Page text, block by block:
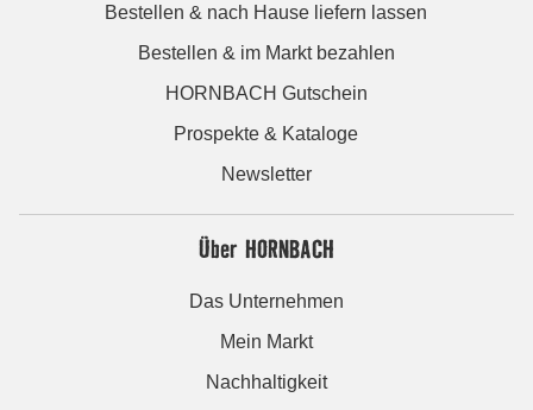
Bestellen & nach Hause liefern lassen
Bestellen & im Markt bezahlen
HORNBACH Gutschein
Prospekte & Kataloge
Newsletter
Über HORNBACH
Das Unternehmen
Mein Markt
Nachhaltigkeit